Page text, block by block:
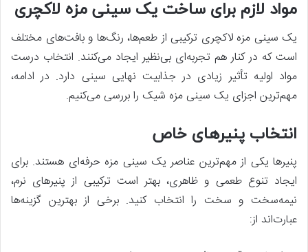
مواد لازم برای ساخت یک سینی مزه لاکچری
یک سینی مزه لاکچری ترکیبی از طعم‌ها، رنگ‌ها و بافت‌های مختلف
است که در کنار هم تجربه‌ای بی‌نظیر ایجاد می‌کنند. انتخاب درست
مواد اولیه تأثیر زیادی در جذابیت نهایی سینی دارد. در ادامه،
مهم‌ترین اجزای یک سینی مزه شیک را بررسی می‌کنیم.
انتخاب پنیرهای خاص
پنیرها یکی از مهم‌ترین عناصر یک سینی مزه حرفه‌ای هستند. برای
ایجاد تنوع طعمی و ظاهری، بهتر است ترکیبی از پنیرهای نرم،
نیمه‌سخت و سخت را انتخاب کنید. برخی از بهترین گزینه‌ها
عبارت‌اند از: